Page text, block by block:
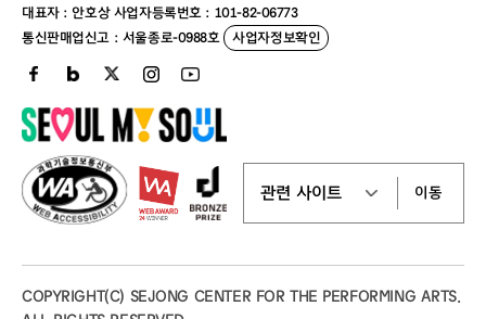
•공연장 및 무대기술 일부 지원(
○ 신청방법
•이메일 접수에 한함(jhlee@sejongpac.or.kr
○ 참여단체 선정발표
대표자 : 안호상 사업자등록번호 : 101-82-06773
통신판매업신고 : 서울종로-0988호 사업자정보확인
이동
COPYRIGHT(C) SEJONG CENTER FOR THE PERFORMING ARTS.